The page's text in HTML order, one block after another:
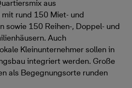
aus
rund 150 Miet- und
sowie 150 Reihen-, Doppel- und
Auch
Kleinunternehmer sollen in
integriert werden. Große
als Begegnungsorte runden